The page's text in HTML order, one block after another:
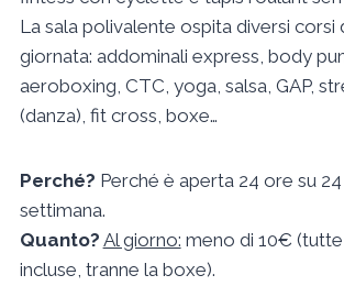
La sala polivalente ospita diversi corsi
giornata: addominali express, body
aeroboxing, CTC, yoga, salsa, GAP,
(danza), fit cross, boxe…
Perché? Perché è aperta 24 ore su
settimana.
Quanto? Al giorno: meno di 10€
incluse, tranne la boxe).